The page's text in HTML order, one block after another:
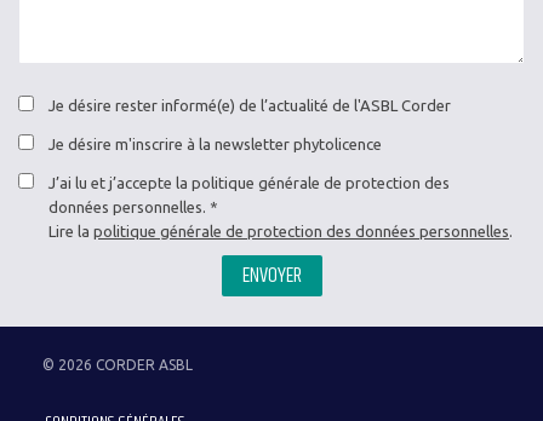
Je désire rester informé(e) de l’actualité de l'ASBL Corder
Je désire m'inscrire à la newsletter phytolicence
J’ai lu et j’accepte la politique générale de protection des
données personnelles.
Lire la politique générale de protection des données personnelles.
ENVOYER
© 2026 CORDER ASBL
Menu